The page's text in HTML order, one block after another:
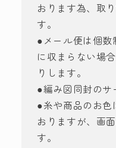
おります為、取
す。
●メール便は個
に収まらない場
りします。
●編み図同封のサ
●糸や商品のお色
おりますが、画
す。